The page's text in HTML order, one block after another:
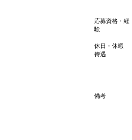
応募資格・経
験
休日・休暇
待遇
備考